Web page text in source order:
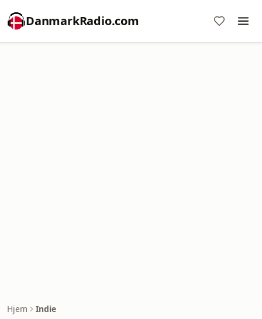
DanmarkRadio.com
Hjem Indie